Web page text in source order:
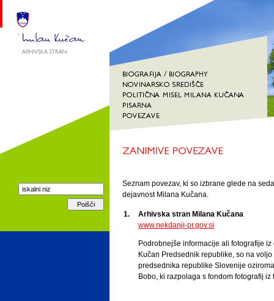
Seznam povezav, ki so izbrane glede na
dejavnost Milana Kučana.
1.
Arhivska stran Milana Kučana
www.nekdanji-pr.gov.si
Podrobnejše informacije ali fotografije
Kučan Predsednik republike, so na
predsednika republike Slovenije
Bobo, ki razpolaga s fondom fotografij iz